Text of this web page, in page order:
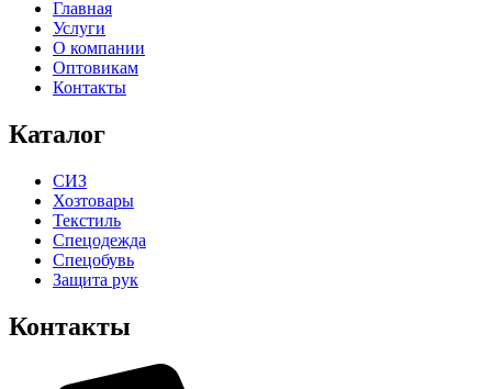
Главная
Услуги
О компании
Оптовикам
Контакты
Каталог
СИЗ
Хозтовары
Текстиль
Спецодежда
Спецобувь
Защита рук
Контакты